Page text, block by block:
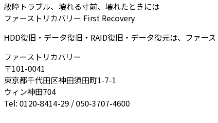
故障トラブル、壊れる寸前、壊れたときには
ファーストリカバリー First Recovery
HDD復旧・データ復旧・RAID復旧・データ復元は、ファー
ファーストリカバリー
〒101-0041
東京都千代田区神田須田町1-7-1
ウィン神田704
Tel: 0120-8414-29 / 050-3707-4600